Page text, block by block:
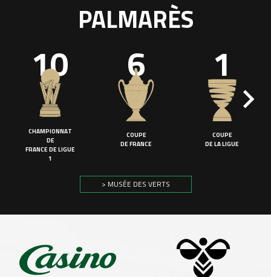
PALMARÈS
10
CHAMPIONNAT
DE
FRANCE DE LIGUE
1
6
COUPE
DE FRANCE
1
COUPE
DE LA LIGUE
> MUSÉE DES VERTS